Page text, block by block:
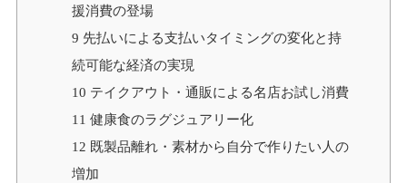
援消費の登場
9 先払いによる支払いタイミングの変化と持
続可能な経済の実現
10 テイクアウト・通販による名店お試し消費
11 健康食のラグジュアリー化
12 既製品離れ・素材から自分で作りたい人の
増加